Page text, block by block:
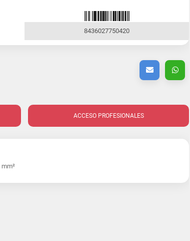
8436027750420
ACCESO PROFESIONALES
mm²